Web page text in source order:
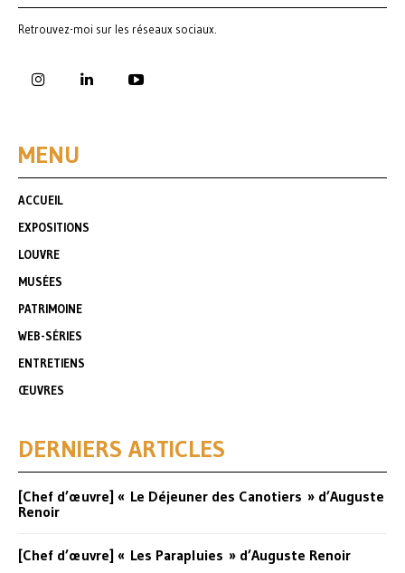
Retrouvez-moi sur les réseaux sociaux.
MENU
ACCUEIL
EXPOSITIONS
LOUVRE
MUSÉES
PATRIMOINE
WEB-SÉRIES
ENTRETIENS
ŒUVRES
DERNIERS ARTICLES
[Chef d’œuvre] « Le Déjeuner des Canotiers » d’Auguste
Renoir
[Chef d’œuvre] « Les Parapluies » d’Auguste Renoir